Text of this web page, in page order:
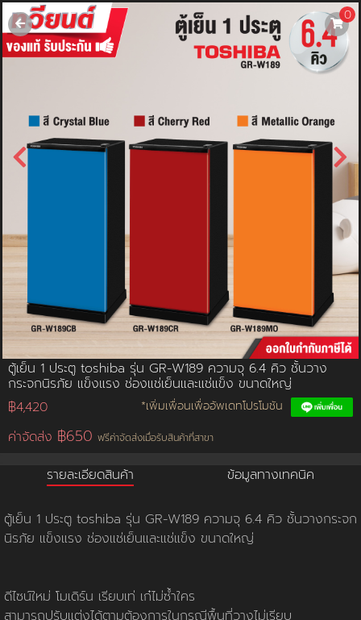
0
ตู้เย็น 1 ประตู toshiba รุ่น GR-W189 ความจุ 6.4 คิว ชั้นวาง
กระจกนิรภัย แข็งแรง ช่องแช่เย็นและแช่แข็ง ขนาดใหญ่
฿4,420
*เพิ่มเพื่อนเพื่ออัพเดทโปรโมชัน
ค่าจัดส่ง ฿650 ฟรีค่าจัดส่งเมื่อรับสินค้าที่สาขา
รายละเอียดสินค้า ข้อมูลทางเทคนิค
LOGIN
การซื้อของฉัน
แคตตาล็อค
การชำระเงิน
ขั้นตอนการสั่งซื้อ
คณะกรรมการบริหาร
การคืนเงินและคืนสินค้า